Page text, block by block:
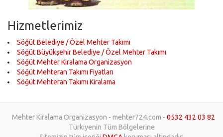
Hizmetlerimiz
Söğüt Belediye / Özel Mehter Takımı
Söğüt Büyükşehir Belediye / Özel Mehter Takımı
Söğüt Mehter Kiralama Organizasyon
Söğüt Mehteran Takımı Fiyatları
Söğüt Mehteran Takımı Kiralama
Mehter Kiralama Organizasyon - mehter724.com - 0532 432 03 82
Türkiyenin Tüm Bölgelerine